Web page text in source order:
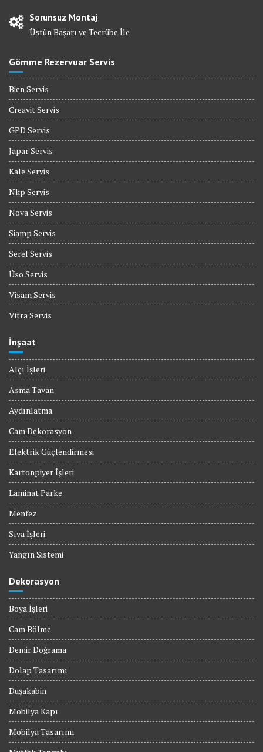
Sorunsuz Montaj
Üstün Başarı ve Tecrübe İle
Gömme Rezervuar Servis
Bien Servis
Creavit Servis
GPD Servis
Japar Servis
Kale Servis
Nkp Servis
Nova Servis
Siamp Servis
Serel Servis
Üso Servis
Visam Servis
Vitra Servis
İnşaat
Alçı İşleri
Asma Tavan
Aydınlatma
Cam Dekorasyon
Elektrik Güçlendirmesi
Kartonpiyer İşleri
Laminat Parke
Menfez
Sıva İşleri
Yangın Sistemi
Dekorasyon
Boya İşleri
Cam Bölme
Demir Doğrama
Dolap Tasarımı
Duşakabin
Mobilya Kapı
Mobilya Tasarımı